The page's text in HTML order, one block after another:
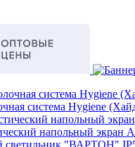
система Hygiene
напольный экран